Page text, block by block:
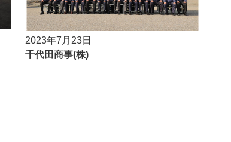
2023年7月23日
千代田商事(株)